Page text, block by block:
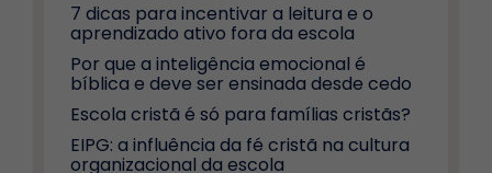
7 dicas para incentivar a leitura e o
aprendizado ativo fora da escola
Por que a inteligência emocional é
bíblica e deve ser ensinada desde cedo
Escola cristã é só para famílias cristãs?
EIPG: a influência da fé cristã na cultura
organizacional da escola